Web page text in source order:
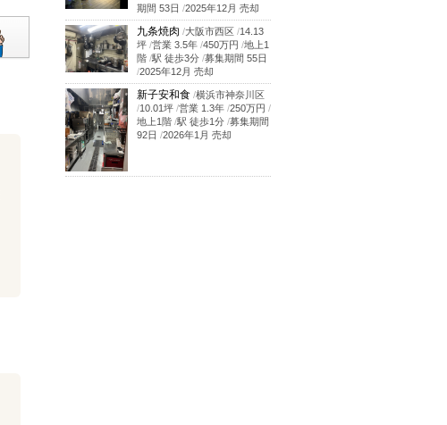
期間 53日 /2025年12月 売却
九条焼肉 /大阪市西区 /14.13
坪 /営業 3.5年 /450万円 /地上1
階 /駅 徒歩3分 /募集期間 55日
/2025年12月 売却
新子安和食 /横浜市神奈川区
/10.01坪 /営業 1.3年 /250万円 /
地上1階 /駅 徒歩1分 /募集期間
92日 /2026年1月 売却